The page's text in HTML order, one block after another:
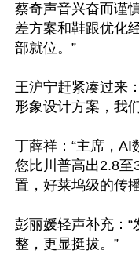
蔡奇声音兴奋而谨
差方案和鞋跟优化
部就位。”
王沪宁赶紧凑过来
形象设计方案，我
丁薛祥：“主席，
您比川普高出2.8至
置，好莱坞级的传
彭丽媛轻声补充：
整，更显挺拔。”